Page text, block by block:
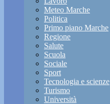
Meteo Marche
Politica
Primo piano Marche
Regione
Salute
Scuola
Sociale
Sport
Tecnologia e scienze
Turismo
Università